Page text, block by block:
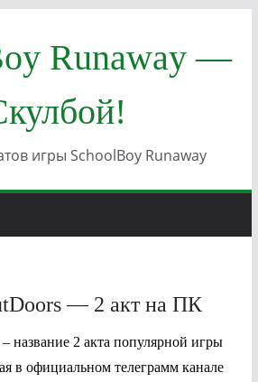
Runaway —
игры SchoolBoy Runaway
— 2 акт на ПК
название 2 акта популярной игры
в официальном телеграмм канале